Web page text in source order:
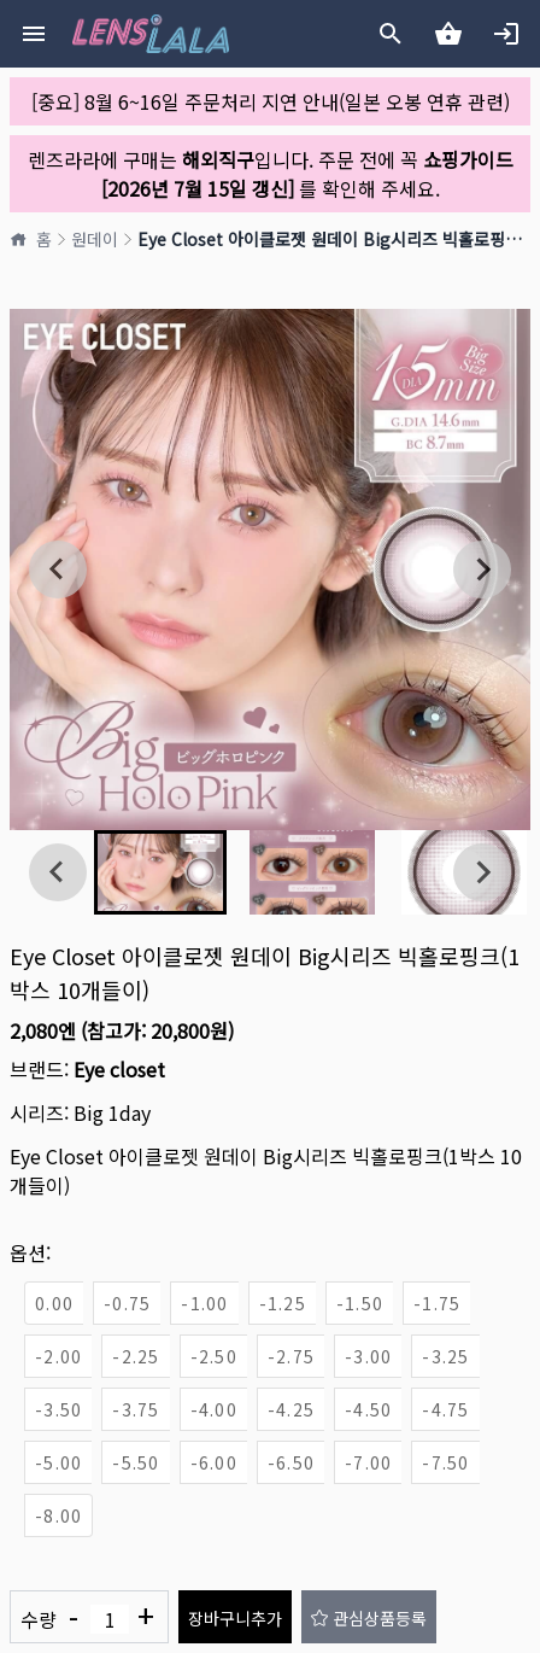
[중요] 8월 6~16일 주문처리 지연 안내(일본 오봉 연휴 관련)
렌즈라라에 구매는 해외직구입니다. 주문 전에 꼭 쇼핑가이드
[2026년 7월 15일 갱신]를 확인해 주세요.
홈 원데이 Eye Closet 아이클로젯 원데이 Big시리즈 빅홀로핑크(1박스 10개들이)
Eye Closet 아이클로젯 원데이 Big시리즈 빅홀로핑크(1
박스 10개들이)
2,080엔 (참고가: 20,800원)
브랜드: Eye closet
시리즈: Big 1day
Eye Closet 아이클로젯 원데이 Big시리즈 빅홀로핑크(1박스 10
개들이)
옵션:
0.00 -0.75 -1.00 -1.25 -1.50 -1.75
-2.00 -2.25 -2.50 -2.75 -3.00 -3.25
-3.50 -3.75 -4.00 -4.25 -4.50 -4.75
-5.00 -5.50 -6.00 -6.50 -7.00 -7.50
-8.00
수량 - + 장바구니추가 관심상품등록